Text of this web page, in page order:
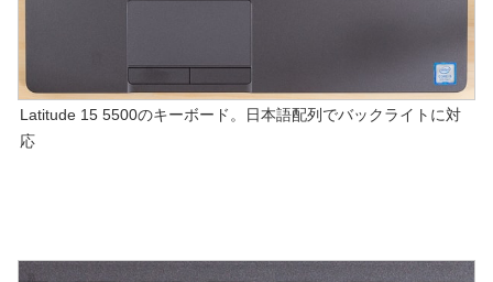
Latitude 15 5500のキーボード。日本語配列でバックライトに対
応